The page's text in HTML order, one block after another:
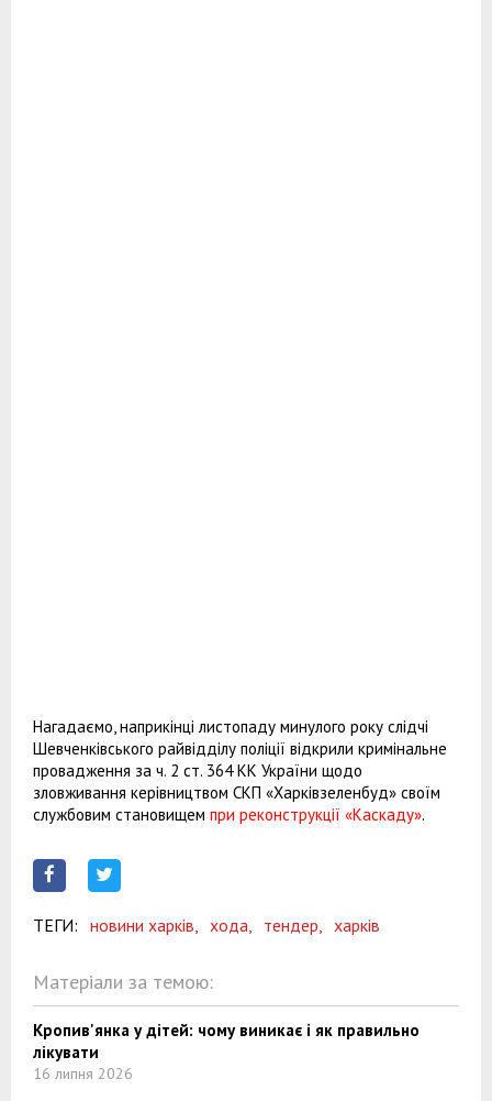
Нагадаємо, наприкінці листопаду минулого року слідчі
Шевченківського райвідділу поліції відкрили кримінальне
провадження за ч. 2 ст. 364 КК України щодо
зловживання керівництвом СКП «Харківзеленбуд» своїм
службовим становищем при реконструкції «Каскаду».
ТЕГИ: новини харків, хода, тендер, харків
Матеріали за темою:
Кропив'янка у дітей: чому виникає і як правильно
лікувати
16 липня 2026